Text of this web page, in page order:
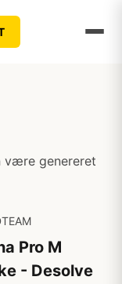
være genereret
Pro M
- Desolve